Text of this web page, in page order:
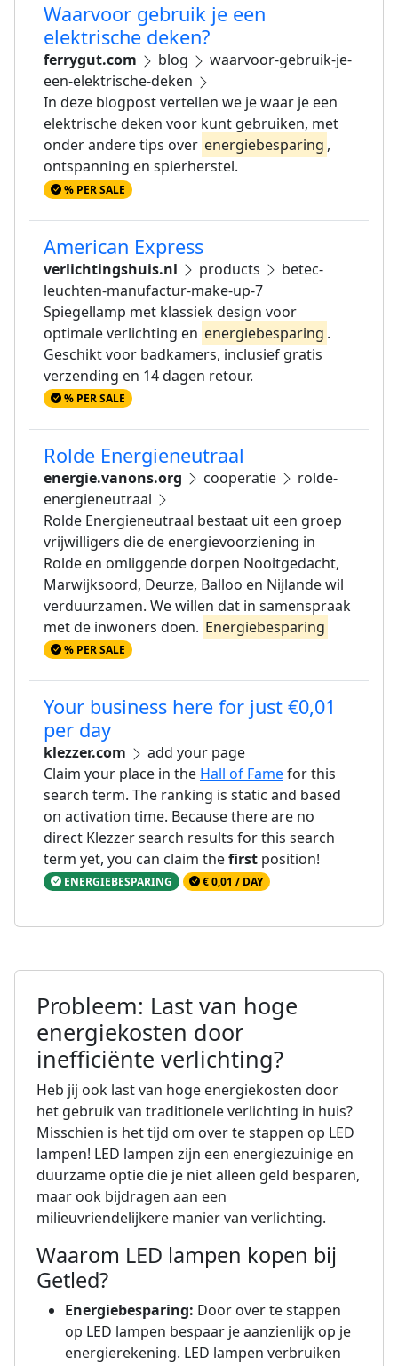
Waarvoor gebruik je een
elektrische deken?
ferrygut.com blog
waarvoor-gebruik-je-
een-elektrische-deken
In deze blogpost vertellen we je waar je een
elektrische deken voor kunt gebruiken, met
onder andere tips over energiebesparing ,
ontspanning en spierherstel.
% PER SALE
American Express
verlichtingshuis.nl products
betec-
leuchten-manufactur-make-up-7
Spiegellamp met klassiek design voor
optimale verlichting en energiebesparing .
Geschikt voor badkamers, inclusief gratis
verzending en 14 dagen retour.
% PER SALE
Rolde Energieneutraal
energie.vanons.org cooperatie
rolde-
energieneutraal
Rolde Energieneutraal bestaat uit een groep
vrijwilligers die de energievoorziening in
Rolde en omliggende dorpen Nooitgedacht,
Marwijksoord, Deurze, Balloo en Nijlande wil
verduurzamen. We willen dat in samenspraak
met de inwoners doen. Energiebesparing
% PER SALE
Your business here for just €0,01
per day
klezzer.com
add your page
Claim your place in the Hall of Famefor this
search term. The ranking is static and based
on activation time. Because there are no
direct Klezzer search results for this search
term yet, you can claim thefirst position!
ENERGIEBESPARING € 0,01 / DAY
Probleem: Last van hoge
energiekosten door
inefficiënte verlichting?
Heb jij ook last van hoge energiekosten door
het gebruik van traditionele verlichting in huis?
Misschien is het tijd om over te stappen op LED
lampen! LED lampen zijn een energiezuinige en
duurzame optie die je niet alleen geld besparen,
maar ook bijdragen aan een
milieuvriendelijkere manier van verlichting.
Waarom LED lampen kopen bij
Getled?
Energiebesparing: Door over te stappen
op LED lampen bespaar je aanzienlijk op je
energierekening. LED lampen verbruiken